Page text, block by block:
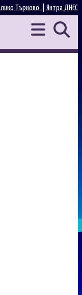
Янтра ДНЕС
Търново |